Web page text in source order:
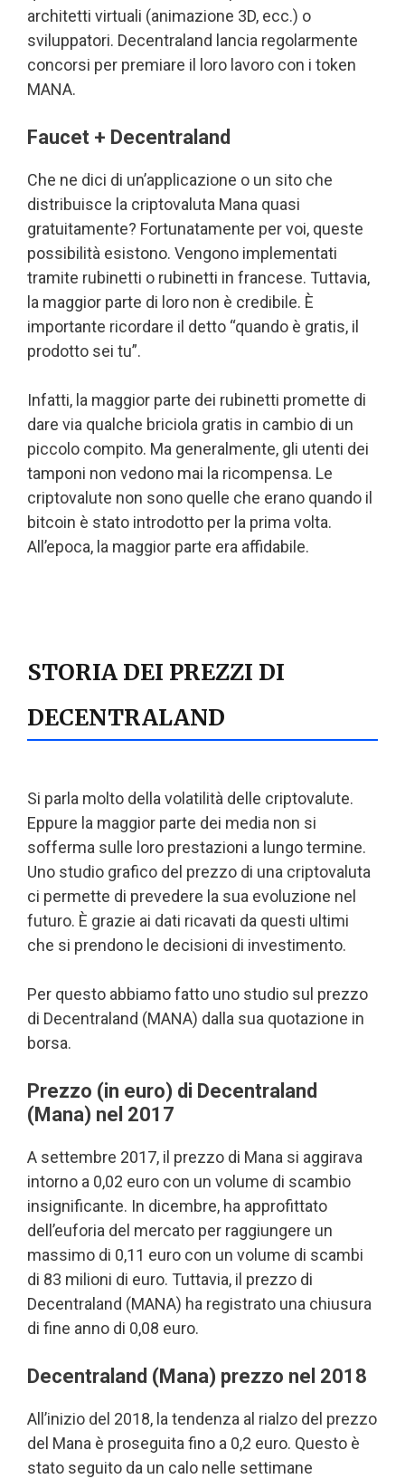
architetti virtuali (animazione 3D, ecc.) o
sviluppatori. Decentraland lancia regolarmente
concorsi per premiare il loro lavoro con i token
MANA.
Faucet + Decentraland
Che ne dici di un’applicazione o un sito che
distribuisce la criptovaluta Mana quasi
gratuitamente? Fortunatamente per voi, queste
possibilità esistono. Vengono implementati
tramite rubinetti o rubinetti in francese. Tuttavia,
la maggior parte di loro non è credibile. È
importante ricordare il detto “quando è gratis, il
prodotto sei tu”.
Infatti, la maggior parte dei rubinetti promette di
dare via qualche briciola gratis in cambio di un
piccolo compito. Ma generalmente, gli utenti dei
tamponi non vedono mai la ricompensa. Le
criptovalute non sono quelle che erano quando il
bitcoin è stato introdotto per la prima volta.
All’epoca, la maggior parte era affidabile.
STORIA DEI PREZZI DI
DECENTRALAND
Si parla molto della volatilità delle criptovalute.
Eppure la maggior parte dei media non si
sofferma sulle loro prestazioni a lungo termine.
Uno studio grafico del prezzo di una criptovaluta
ci permette di prevedere la sua evoluzione nel
futuro. È grazie ai dati ricavati da questi ultimi
che si prendono le decisioni di investimento.
Per questo abbiamo fatto uno studio sul prezzo
di Decentraland (MANA) dalla sua quotazione in
borsa.
Prezzo (in euro) di Decentraland
(Mana) nel 2017
A settembre 2017, il prezzo di Mana si aggirava
intorno a 0,02 euro con un volume di scambio
insignificante. In dicembre, ha approfittato
dell’euforia del mercato per raggiungere un
massimo di 0,11 euro con un volume di scambi
di 83 milioni di euro. Tuttavia, il prezzo di
Decentraland (MANA) ha registrato una chiusura
di fine anno di 0,08 euro.
Decentraland (Mana) prezzo nel 2018
All’inizio del 2018, la tendenza al rialzo del prezzo
del Mana è proseguita fino a 0,2 euro. Questo è
stato seguito da un calo nelle settimane